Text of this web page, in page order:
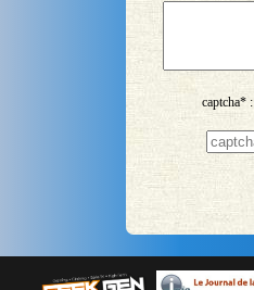
captcha* :